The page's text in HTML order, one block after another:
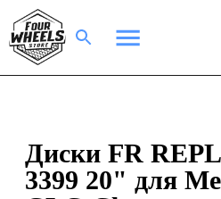
Диски FR
3399 20" для